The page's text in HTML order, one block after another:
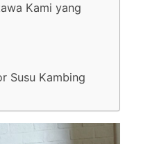
Kami yang
Susu Kambing